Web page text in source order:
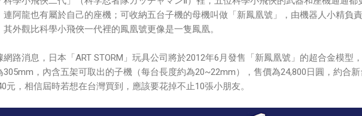
連阿龍也有屬於自己的座機；可收納五台子機的母機叫做「新鳳凰號」，由機器人小精負
其外觀比科學小飛俠一代裡的鳳凰號更像是一隻鳳凰。
網路消息，日本「ART STORM」玩具公司將於2012年6月發售「新鳳凰號」的超合金模型
305mm，內含五架可取出的子機（每台長度約為20~22mm），售價為24,800日圓，約合
元，相信屆時若想在台灣買到，應該要花掉不止10張小朋友。